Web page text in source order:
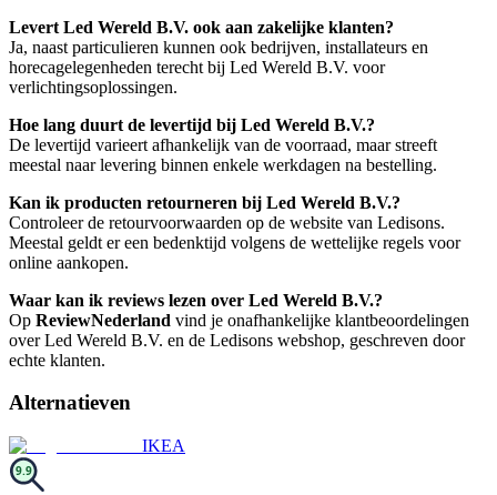
Levert Led Wereld B.V. ook aan zakelijke klanten?
Ja, naast particulieren kunnen ook bedrijven, installateurs en
horecagelegenheden terecht bij Led Wereld B.V. voor
verlichtingsoplossingen.
Hoe lang duurt de levertijd bij Led Wereld B.V.?
De levertijd varieert afhankelijk van de voorraad, maar streeft
meestal naar levering binnen enkele werkdagen na bestelling.
Kan ik producten retourneren bij Led Wereld B.V.?
Controleer de retourvoorwaarden op de website van Ledisons.
Meestal geldt er een bedenktijd volgens de wettelijke regels voor
online aankopen.
Waar kan ik reviews lezen over Led Wereld B.V.?
Op ReviewNederland vind je onafhankelijke klantbeoordelingen
over Led Wereld B.V. en de Ledisons webshop, geschreven door
echte klanten.
Alternatieven
IKEA
9.9